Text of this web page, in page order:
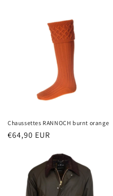
Chaussettes RANNOCH burnt orange
Prix
€64,90 EUR